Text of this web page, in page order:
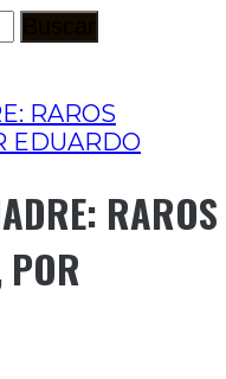
RAROS
EDUARDO
RAROS
POR